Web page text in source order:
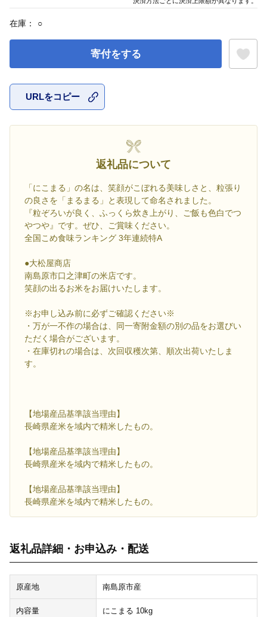
在庫： ○
寄付をする
URLをコピー
返礼品について
「にこまる」の名は、笑顔がこぼれる美味しさと、粒張り
の良さを「まるまる」と表現して命名されました。
『粒ぞろいが良く、ふっくら炊き上がり、ご飯も色白でつ
やつや』です。ぜひ、ご賞味ください。
全国こめ食味ランキング 3年連続特A
●大松屋商店
南島原市口之津町の米店です。
笑顔の出るお米をお届けいたします。
※お申し込み前に必ずご確認ください※
・万が一不作の場合は、同一寄附金額の別の品をお選びい
ただく場合がございます。
・在庫切れの場合は、次回収穫次第、順次出荷いたしま
す。
【地場産品基準該当理由】
長崎県産米を域内で精米したもの。
【地場産品基準該当理由】
長崎県産米を域内で精米したもの。
【地場産品基準該当理由】
長崎県産米を域内で精米したもの。
返礼品詳細・お申込み・配送
原産地 南島原市産
内容量 にこまる 10kg